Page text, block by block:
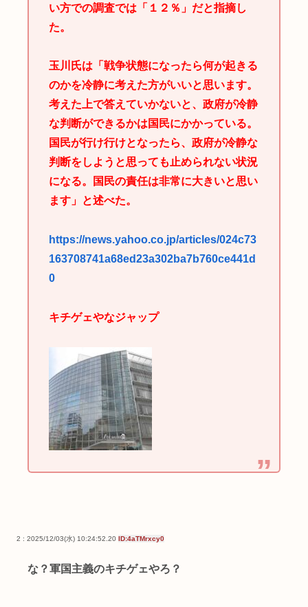
い方での調査では「１２％」だと指摘し
た。
玉川氏は「戦争状態になったら何が起きる
のかを冷静に考えた方がいいと思います。
考えた上で答えていかないと、政府が冷静
な判断ができるかは国民にかかっている。
国民が行け行けとなったら、政府が冷静な
判断をしようと思っても止められない状況
になる。国民の責任は非常に大きいと思い
ます」と述べた。
https://news.yahoo.co.jp/articles/024c73
163708741a68ed23a302ba7b760ce441d
0
キチゲェやなジャップ
2 : 2025/12/03(水) 10:24:52.20 ID:4aTMrxcy0
な？軍国主義のキチゲェやろ？